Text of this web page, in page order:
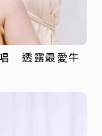
透露最愛牛